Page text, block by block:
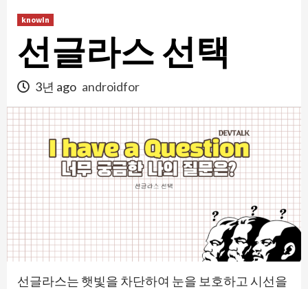
뛰
knowIn
선글라스 선택
3년 ago androidfor
선글라스는 햇빛을 차단하여 눈을 보호하고 시선을